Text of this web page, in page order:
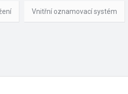
Vnitřní oznamovací systém